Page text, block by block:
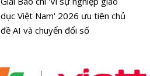
dục Việt Nam' 2026 ưu tiên chủ
đề AI và chuyển đổi số